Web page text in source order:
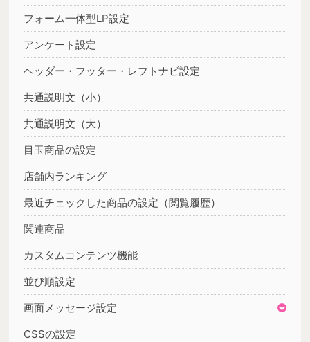
フォーム一体型LP設定
アンケート設定
ヘッダー・フッター・レフトナビ設定
共通説明文（小）
共通説明文（大）
目玉商品の設定
店舗内ランキング
最近チェックした商品の設定（閲覧履歴）
関連商品
カスタムコンテンツ機能
並び順設定
画面メッセージ設定
CSSの設定